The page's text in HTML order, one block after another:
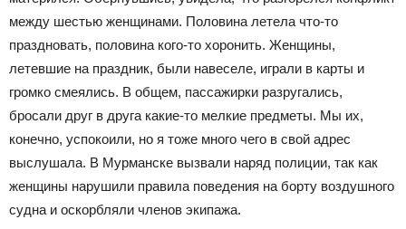
между шестью женщинами. Половина летела что-то
праздновать, половина кого-то хоронить. Женщины,
летевшие на праздник, были навеселе, играли в карты и
громко смеялись. В общем, пассажирки разругались,
бросали друг в друга какие-то мелкие предметы. Мы их,
конечно, успокоили, но я тоже много чего в свой адрес
выслушала. В Мурманске вызвали наряд полиции, так как
женщины нарушили правила поведения на борту воздушного
судна и оскорбляли членов экипажа.